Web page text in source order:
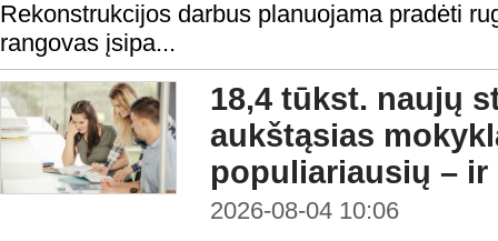
Rekonstrukcijos darbus planuojama pradėti
rangovas įsipa...
18,4 tūkst. naujų
aukštąsias
populiariausių –
2026-08-04 10:06